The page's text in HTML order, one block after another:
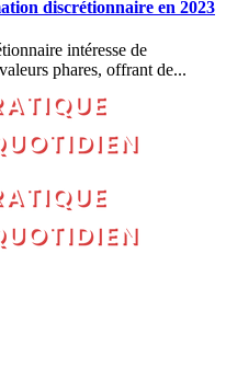
discrétionnaire en 2023
intéresse de
phares, offrant de...